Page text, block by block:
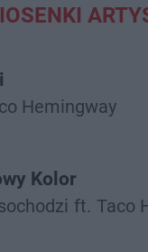
Hemingway
Kolor
ft. Taco